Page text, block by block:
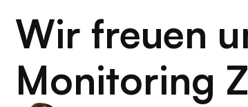
Wir freuen
Monitoring